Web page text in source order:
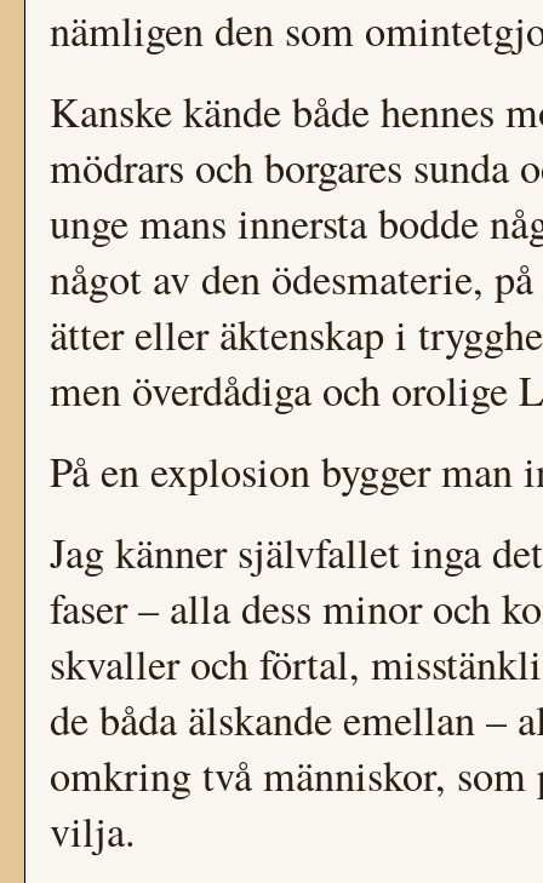
nämligen den som
Kanske kände både hennes
mödrars och borgares sunda
unge mans innersta bodde
något av den ödesmaterie,
ätter eller äktenskap i
men överdådiga och orolige
På en explosion bygger man
Jag känner självfallet inga
faser – alla dess minor och
skvaller och förtal,
de båda älskande emellan –
omkring två människor,
vilja.